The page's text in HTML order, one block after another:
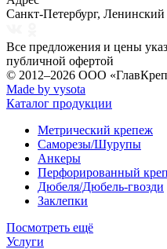
Санкт-Петербург, Ленинский
Все предложения и цены
публичной офертой
© 2012–2026 ООО
Made by vysota
Каталог продукции
Метрический крепеж
Саморезы/Шурупы
Анкеры
Перфорированный
Дюбеля/Дюбель-гвозди
Заклепки
Посмотреть ещё
Услуги